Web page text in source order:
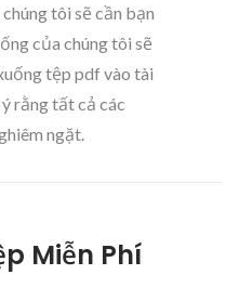
tôi sẽ cần bạn
của chúng tôi sẽ
tệp pdf vào tài
rằng tất cả các
ngặt.
Miễn Phí